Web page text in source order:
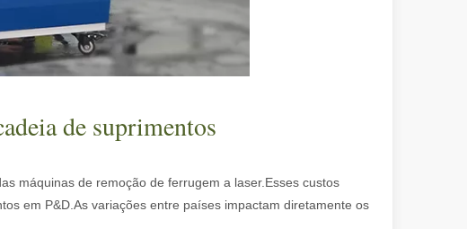
de suprimentos
máquinas de remoção de ferrugem a laser.Esses custos
em P&D.As variações entre países impactam diretamente os